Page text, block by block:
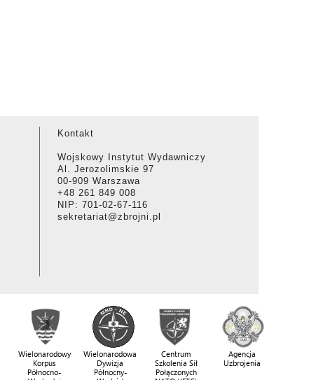
Kontakt
Wojskowy Instytut Wydawniczy
Al. Jerozolimskie 97
00-909 Warszawa
+48 261 849 008
NIP: 701-02-67-116
sekretariat@zbrojni.pl
Wielonarodowy
Korpus
Północno-
Wielonarodowa
Dywizja
Północny-
Centrum
Szkolenia Sił
Połączonych
Agencja
Uzbrojenia